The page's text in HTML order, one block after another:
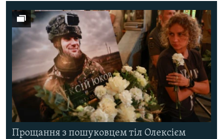
Прощання з пошуковцем тіл Олексієм